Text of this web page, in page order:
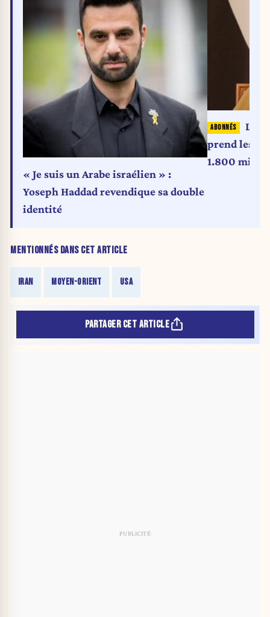
MENTIONNÉS DANS CET ARTICLE
IRAN MOYEN-ORIENT USA
« Je suis un Arabe israélien » :
Yoseph Haddad revendique sa double
identité
prend les
1.800
PARTAGER CET ARTICLE